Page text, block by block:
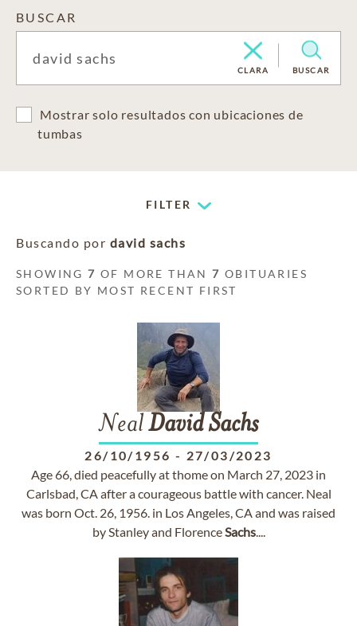
BUSCAR
CLARA BUSCAR
Mostrar solo resultados con ubicaciones de
tumbas
FILTER
Buscando por david sachs
SHOWING7 OF MORE THAN7 OBITUARIES
SORTED BY MOST RECENT FIRST
NealDavidSachs
26/10/1956 - 27/03/2023
Age 66, died peacefully at thome on March 27, 2023 in
Carlsbad, CA after a courageous battle with cancer. Neal
was born Oct. 26, 1956. in Los Angeles, CA and was raised
by Stanley and FlorenceSachs....